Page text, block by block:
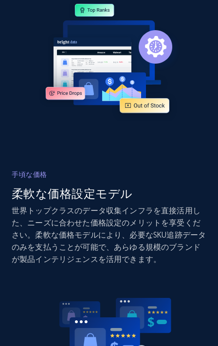
price, Currency, Availability, Reviews count, and
2.1K+ 375+ 今すぐ始める
Amazon products global dataset - Collects
products by best sellers category URL
Amazon products global dataset - Collect
Amazon products by seller URL
Title, Seller name, Brand, Description, Initial
price, Currency, Availability, Reviews count, and
more.
Amazon products global dataset - Collect
手頃な価格
柔軟な価格設定モデル
世界トップクラスのデータ収集インフラを直接活用し
た、ニーズに合わせた価格設定のメリットを享受くだ
さい。柔軟な価格モデルにより、必要なSKU追跡データ
のみを支払うことが可能で、あらゆる規模のブランド
が製品インテリジェンスを活用できます。